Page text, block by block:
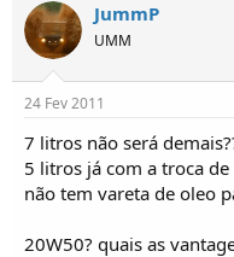
JummP
UMM
24 Fev 2011
7 litros não será
5 litros já com a troca
não tem vareta de oleo
20W50? quais as